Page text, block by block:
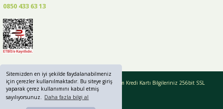
Sitemizden en iyi şekilde faydalanabilmeniz
için çerezler kullanılmaktadır. Bu siteye giriş
yaparak çerez kullanımını kabul etmiş
sayılıyorsunuz. Daha fazla bilgi al
0850 433 63 13
Copyright © 2019 - 2024 greenlifebaharat.com Tüm Kredi Kartı Bilgileriniz 256bit SSL
Sertifikası ile korunmaktadır.